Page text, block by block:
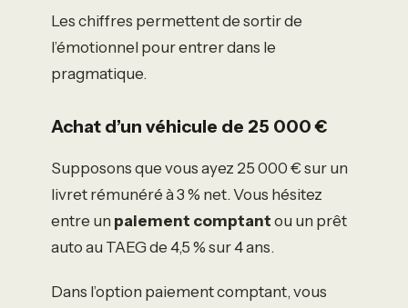
Les chiffres permettent de sortir de
l’émotionnel pour entrer dans le
pragmatique.
Achat d’un véhicule de 25 000 €
Supposons que vous ayez 25 000 € sur un
livret rémunéré à 3 % net. Vous hésitez
entre un paiement comptant ou un prêt
auto au TAEG de 4,5 % sur 4 ans.
Dans l’option paiement comptant, vous